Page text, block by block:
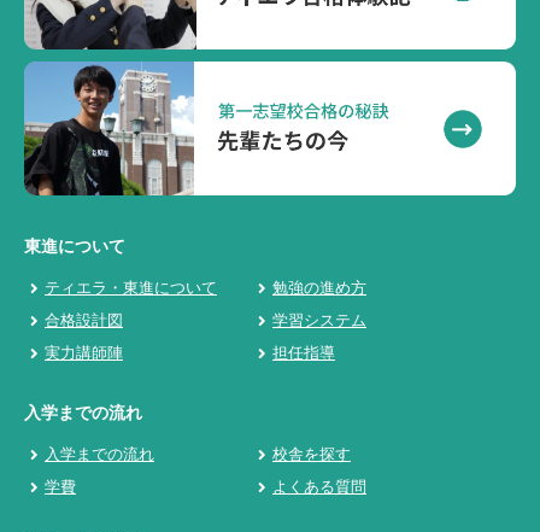
東進について
ティエラ・東進について
勉強の進め方
合格設計図
学習システム
実力講師陣
担任指導
入学までの流れ
入学までの流れ
校舎を探す
学費
よくある質問